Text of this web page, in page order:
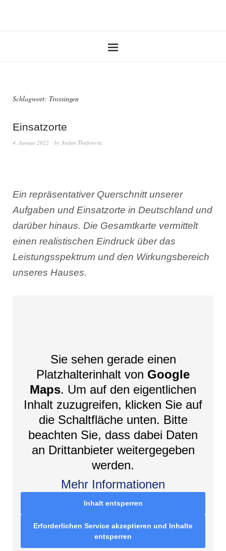
Schlagwort: Trossingen
Einsatzorte
4. Januar 2022 by Stefan Theßenvitz
Ein repräsentativer Querschnitt unserer
Aufgaben und Einsatzorte in Deutschland und
darüber hinaus. Die Gesamtkarte vermittelt
einen realistischen Eindruck über das
Leistungsspektrum und den Wirkungsbereich
unseres Hauses.
Sie sehen gerade einen
Platzhalterinhalt von Google
Maps. Um auf den eigentlichen
Inhalt zuzugreifen, klicken Sie auf
die Schaltfläche unten. Bitte
beachten Sie, dass dabei Daten
an Drittanbieter weitergegeben
werden.
Mehr Informationen
Inhalt entsperren
Erforderlichen Service akzeptieren und Inhalte
entsperren